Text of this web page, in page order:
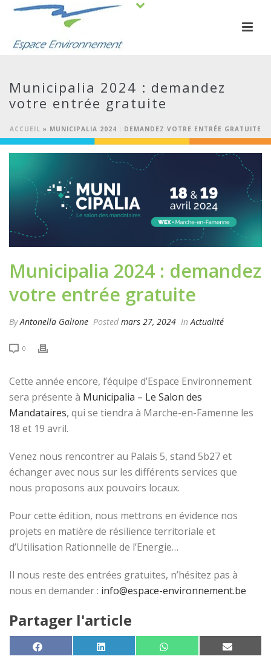
Municipalia 2024 : demandez
votre entrée gratuite
ACCUEIL » MUNICIPALIA 2024 : DEMANDEZ VOTRE ENTRÉE GRATUITE
Municipalia 2024 : demandez
votre entrée gratuite
ByAntonella Galione Posted mars 27, 2024 In Actualité
0
Cette année encore, l’équipe d’Espace Environnement
sera présente à Municipalia – Le Salon des
Mandataires, qui se tiendra à Marche-en-Famenne les
18 et 19 avril.
Venez nous rencontrer au Palais 5, stand 5b27 et
échanger avec nous sur les différents services que
nous proposons aux pouvoirs locaux.
Pour cette édition, nous mettrons en évidence nos
projets en matière de résilience territoriale et
d’Utilisation Rationnelle de l’Energie…
Il nous reste des entrées gratuites, n’hésitez pas à
nous en demander : info@espace-environnement.be
Partager l'article